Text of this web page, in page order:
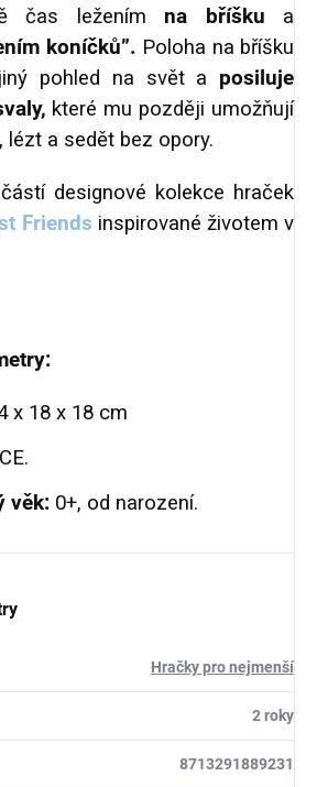
čas ležením na bříšku a
koníčků”. Poloha na bříšku
pohled na svět a posiluje
které mu později umožňují
a sedět bez opory.
designové kolekce hraček
Friends inspirované životem v
x 18 x 18 cm
CE.
věk: 0+, od narození.
Hračky pro nejmenší
2 roky
8713291889231